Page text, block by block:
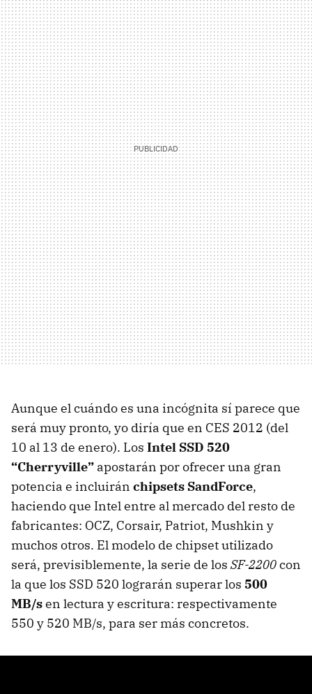
Aunque el cuándo es una incógnita sí parece que
será muy pronto, yo diría que en CES 2012 (del
10 al 13 de enero). Los Intel SSD 520
“Cherryville” apostarán por ofrecer una gran
potencia e incluirán chipsets SandForce,
haciendo que Intel entre al mercado del resto de
fabricantes: OCZ, Corsair, Patriot, Mushkin y
muchos otros. El modelo de chipset utilizado
será, previsiblemente, la serie de los SF-2200con
la que los SSD 520 lograrán superar los 500
MB/sen lectura y escritura: respectivamente
550 y 520 MB/s, para ser más concretos.